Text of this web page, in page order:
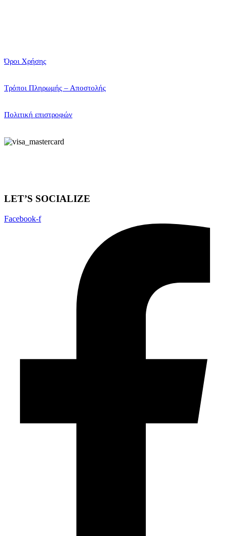
Όροι Χρήσης
Τρόποι Πληρωμής – Αποστολής
Πολιτική επιστροφών
LET’S SOCIALIZE
Facebook-f